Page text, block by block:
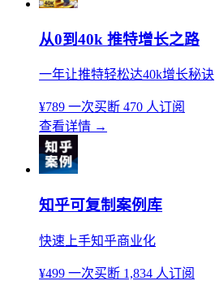
从0到40k 推特增长之路
一年让推特轻松达40k增长秘诀
¥789 一次买断 470 人订阅
查看详情 →
知乎可复制案例库
快速上手知乎商业化
¥499 一次买断 1,834 人订阅